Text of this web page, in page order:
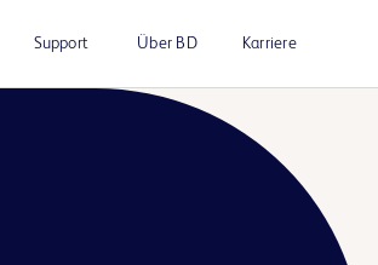
Support Über BD Karriere